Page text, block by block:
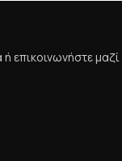
επικοινωνήστε μαζί